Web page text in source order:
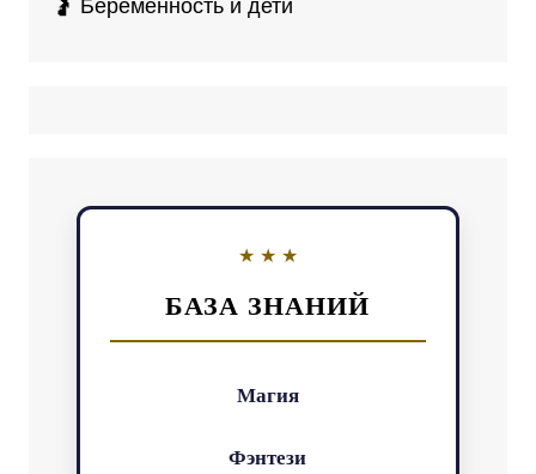
🤰 Беременность и дети
БАЗА ЗНАНИЙ
Магия
Фэнтези